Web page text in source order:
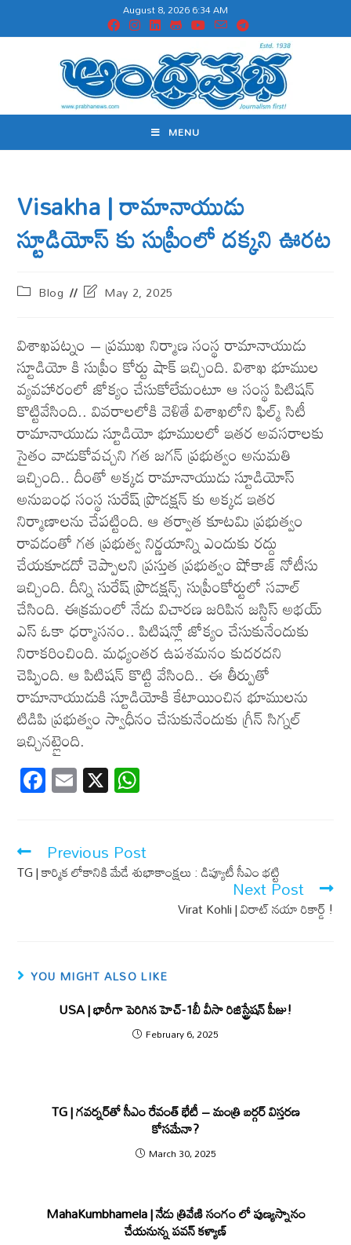
August 8, 2026 6:34 AM
MENU
Visakha | రామానాయుడు
స్టూడియోస్ కు సుప్రీంలో దక్కని ఊరట
Blog May 2, 2025
విశాఖ‌ప‌ట్నం – ప్ర‌ముఖ నిర్మాణ సంస్థ రామానాయుడు
స్టూడియో కి సుప్రీం కోర్టు షాక్ ఇచ్చింది. విశాఖ భూముల
వ్య‌వ‌హారంలో జోక్యం చేసుకోలేమంటూ ఆ సంస్థ పిటిష‌న్
కొట్టివేసింది.. వివ‌రాల‌లోకి వెళితే విశాఖలోని ఫిల్మ్ సిటీ
రామానాయుడు స్టూడియో భూములలో ఇత‌ర అవ‌స‌రాల‌కు
సైతం వాడుకోవ‌చ్చ‌ని గ‌త జ‌గ‌న్ ప్ర‌భుత్వం అనుమ‌తి
ఇచ్చింది.. దీంతో అక్క‌డ రామానాయుడు స్టూడియోస్
అనుబంధ సంస్థ సురేష్ ప్రొడ‌క్ష‌న్ కు అక్క‌డ ఇత‌ర
నిర్మాణాల‌ను చేప‌ట్టింది. ఆ త‌ర్వాత కూట‌మి ప్ర‌భుత్వం
రావ‌డంతో గత ప్రభుత్వ నిర్ణయాన్ని ఎందుకు రద్దు
చేయకూడదో చెప్పాలని ప్రస్తుత ప్రభుత్వం షోకాజ్ నోటీసు
ఇచ్చింది. దీన్ని సురేష్ ప్రొడక్షన్స్ సుప్రీంకోర్టులో సవాల్
చేసింది. ఈక్రమంలో నేడు విచారణ జరిపిన జస్టిస్ అభయ్
ఎస్ ఓకా ధర్మాసనం.. పిటిషన్లో జోక్యం చేసుకునేందుకు
నిరాకరించింది. మధ్యంతర ఉపశమనం కుదరదని
చెప్పింది. ఆ పిటిష‌న్ కొట్టి వేసింది.. ఈ తీర్పుతో
రామానాయుడుకి స్టూడియోకి కేటాయించిన భూముల‌ను
టిడిపి ప్ర‌భుత్వం స్వాధీనం చేసుకునేందుకు గ్రీన్ సిగ్న‌ల్
ఇచ్చిన‌ట్లైంది.
F
ac
b
o
E
m
X
s
A
Previous Post
TG | కార్మిక లోకానికి మేడే శుభాకాంక్షలు : డిప్యూటీ సీఎం భట్టి
Next Post
Virat Kohli | విరాట్ న‌యా రికార్డ్ !
YOU MIGHT ALSO LIKE
USA | భారీగా పెరిగిన హెచ్-1బీ వీసా రిజిస్ట్రేష‌న్ పీజు!
February 6, 2025
TG | గవర్నర్‌తో సీఎం రేవంత్ భేటీ – మంత్రి బర్గర్ విస్తరణ
కోసమేనా?
March 30, 2025
MahaKumbhamela | నేడు త్రివేణి సంగం లో పుణ్యస్నానం
చేయనున్న పవన్ కళ్యాణ్